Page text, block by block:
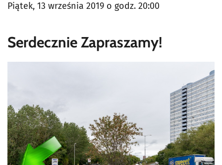
Piątek, 13 września 2019 o godz. 20:00
Serdecznie Zapraszamy!